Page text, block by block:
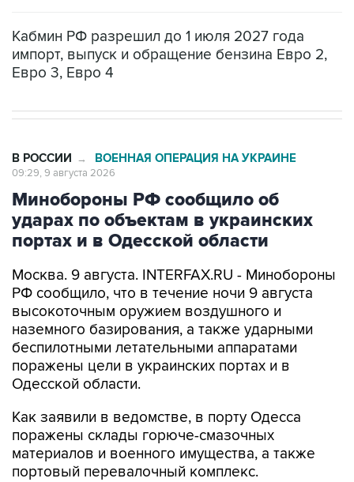
Кабмин РФ разрешил до 1 июля 2027 года
импорт, выпуск и обращение бензина Евро 2,
Евро 3, Евро 4
В РОССИИ → ВОЕННАЯ ОПЕРАЦИЯ НА УКРАИНЕ
09:29, 9 августа 2026
Минобороны РФ сообщило об
ударах по объектам в украинских
портах и в Одесской области
Москва. 9 августа. INTERFAX.RU - Минобороны
РФ сообщило, что в течение ночи 9 августа
высокоточным оружием воздушного и
наземного базирования, а также ударными
беспилотными летательными аппаратами
поражены цели в украинских портах и в
Одесской области.
Как заявили в ведомстве, в порту Одесса
поражены склады горюче-смазочных
материалов и военного имущества, а также
портовый перевалочный комплекс.